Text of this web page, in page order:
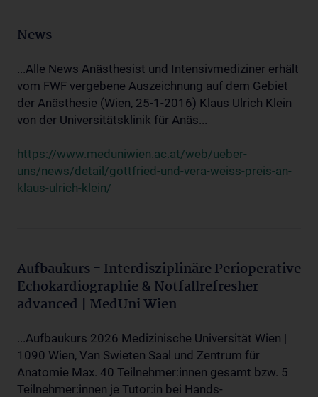
News
...Alle News Anästhesist und Intensivmediziner erhält
vom FWF vergebene Auszeichnung auf dem Gebiet
der Anästhesie (Wien, 25-1-2016) Klaus Ulrich Klein
von der Universitätsklinik für Anäs...
https://www.meduniwien.ac.at/web/ueber-
uns/news/detail/gottfried-und-vera-weiss-preis-an-
klaus-ulrich-klein/
Aufbaukurs - Interdisziplinäre Perioperative
Echokardiographie & Notfallrefresher
advanced | MedUni Wien
...Aufbaukurs 2026 Medizinische Universität Wien |
1090 Wien, Van Swieten Saal und Zentrum für
Anatomie Max. 40 Teilnehmer:innen gesamt bzw. 5
Teilnehmer:innen je Tutor:in bei Hands-